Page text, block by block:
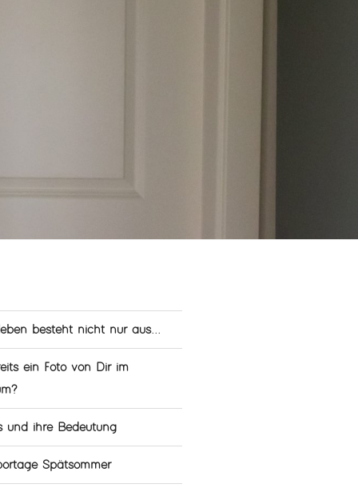
besteht nicht nur aus...
ein Foto von Dir im
und ihre Bedeutung
Spätsommer